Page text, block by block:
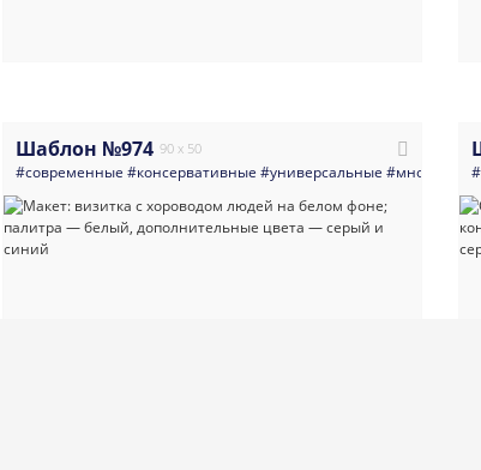
#желтая
Шаблон №974 90 x 50
#современные #консервативные #универсальные